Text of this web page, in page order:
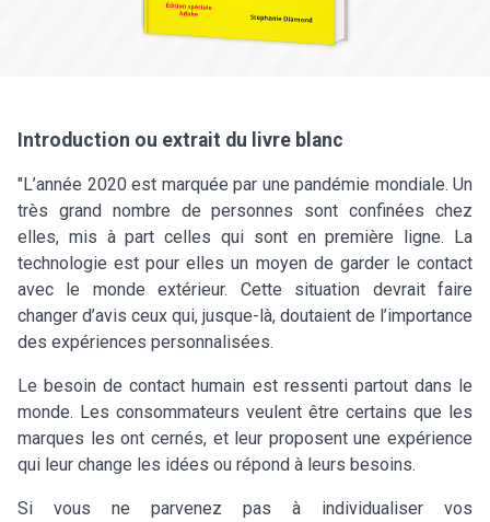
Introduction ou extrait du livre blanc
"L’année 2020 est marquée par une pandémie mondiale. Un
très grand nombre de personnes sont confinées chez
elles, mis à part celles qui sont en première ligne. La
technologie est pour elles un moyen de garder le contact
avec le monde extérieur. Cette situation devrait faire
changer d’avis ceux qui, jusque-là, doutaient de l’importance
des expériences personnalisées.
Le besoin de contact humain est ressenti partout dans le
monde. Les consommateurs veulent être certains que les
marques les ont cernés, et leur proposent une expérience
qui leur change les idées ou répond à leurs besoins.
Si vous ne parvenez pas à individualiser vos